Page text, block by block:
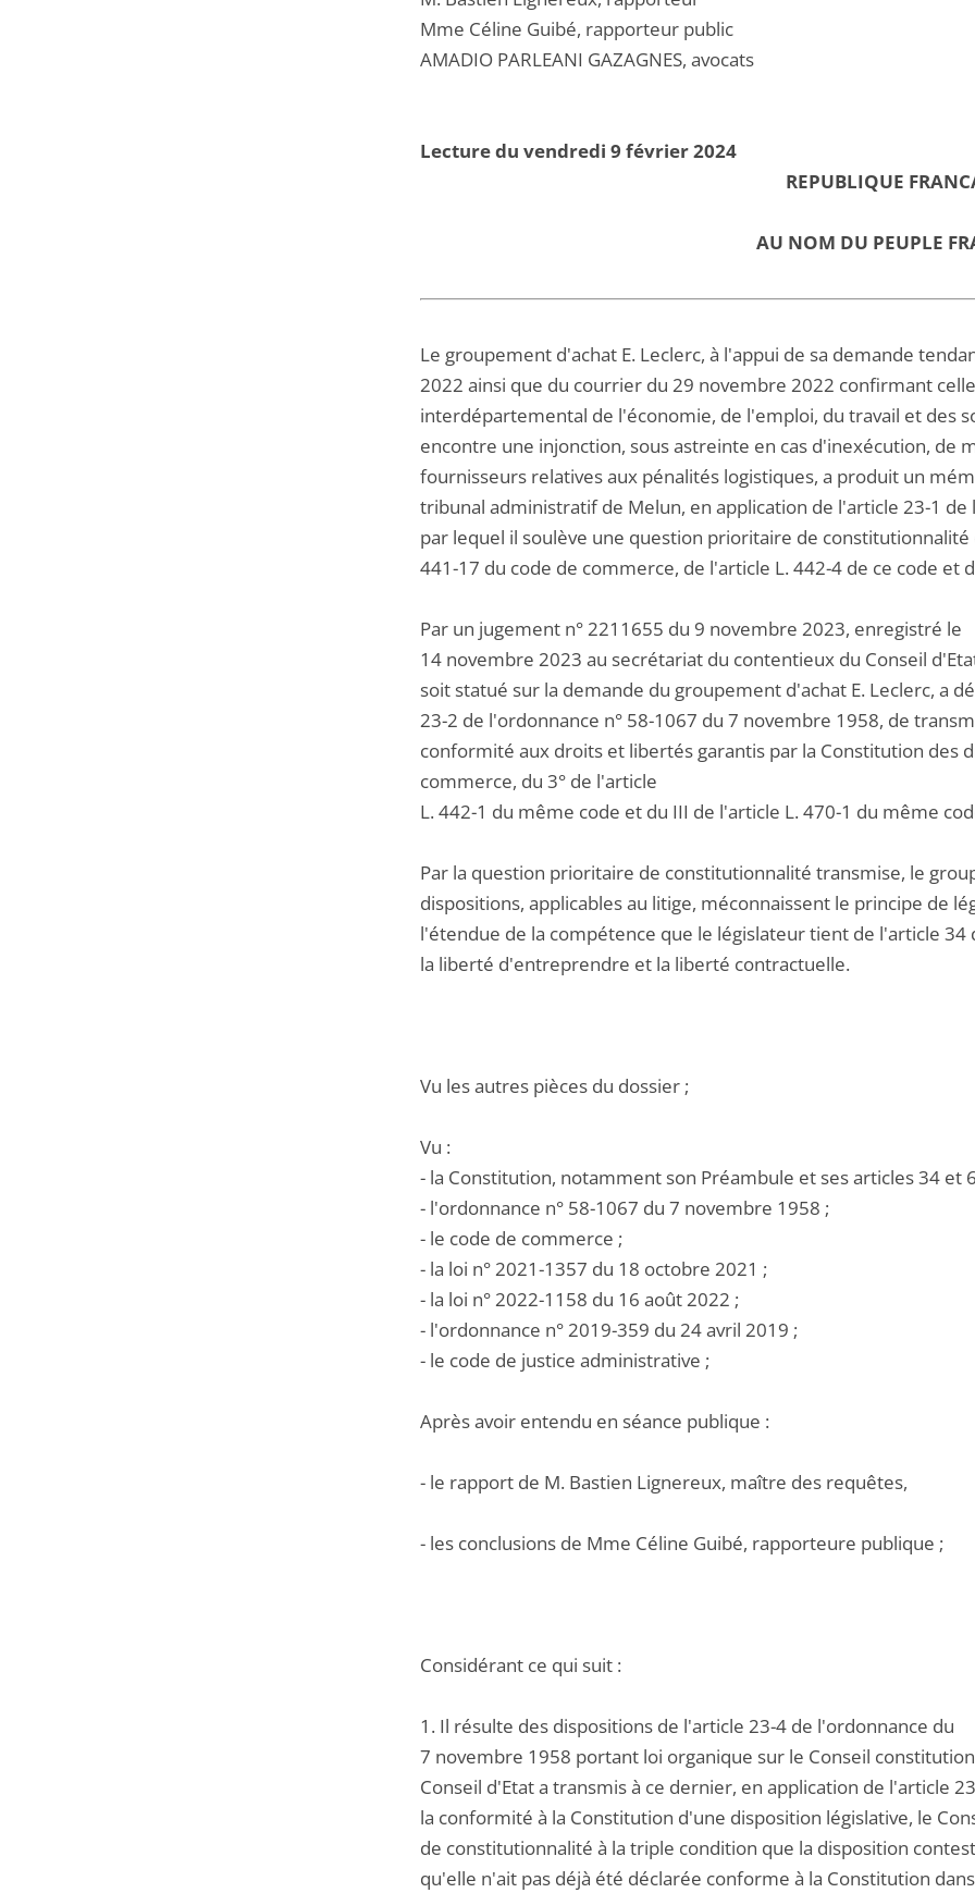
Mme Céline Guibé, rapporteur public
AMADIO PARLEANI GAZAGNES, avocats
Lecture du vendredi 9 février 2024
REPUBLIQUE
AU NOM DU PEUPLE
Le groupement d'achat E. Leclerc, à l'appui de sa demande
2022 ainsi que du courrier du 29 novembre 2022 confirmant
interdépartemental de l'économie, de l'emploi, du travail et des
encontre une injonction, sous astreinte en cas d'inexécution, de
fournisseurs relatives aux pénalités logistiques, a produit un
tribunal administratif de Melun, en application de l'article 23-1
par lequel il soulève une question prioritaire de
441-17 du code de commerce, de l'article L. 442-4 de ce code et
Par un jugement n° 2211655 du 9 novembre 2023, enregistré le
14 novembre 2023 au secrétariat du contentieux du Conseil
soit statué sur la demande du groupement d'achat E. Leclerc, a
23-2 de l'ordonnance n° 58-1067 du 7 novembre 1958, de
conformité aux droits et libertés garantis par la Constitution des
commerce, du 3° de l'article
L. 442-1 du même code et du III de l'article L. 470-1 du même
Par la question prioritaire de constitutionnalité transmise, le
dispositions, applicables au litige, méconnaissent le principe de
l'étendue de la compétence que le législateur tient de l'article
la liberté d'entreprendre et la liberté contractuelle.
Vu les autres pièces du dossier ;
Vu :
- la Constitution, notamment son Préambule et ses articles 34 et
- l'ordonnance n° 58-1067 du 7 novembre 1958 ;
- le code de commerce ;
- la loi n° 2021-1357 du 18 octobre 2021 ;
- la loi n° 2022-1158 du 16 août 2022 ;
- l'ordonnance n° 2019-359 du 24 avril 2019 ;
- le code de justice administrative ;
Après avoir entendu en séance publique :
- le rapport de M. Bastien Lignereux, maître des requêtes,
- les conclusions de Mme Céline Guibé, rapporteure publique ;
Considérant ce qui suit :
1. Il résulte des dispositions de l'article 23-4 de l'ordonnance du
7 novembre 1958 portant loi organique sur le Conseil
Conseil d'Etat a transmis à ce dernier, en application de l'article
la conformité à la Constitution d'une disposition législative, le
de constitutionnalité à la triple condition que la disposition
qu'elle n'ait pas déjà été déclarée conforme à la Constitution